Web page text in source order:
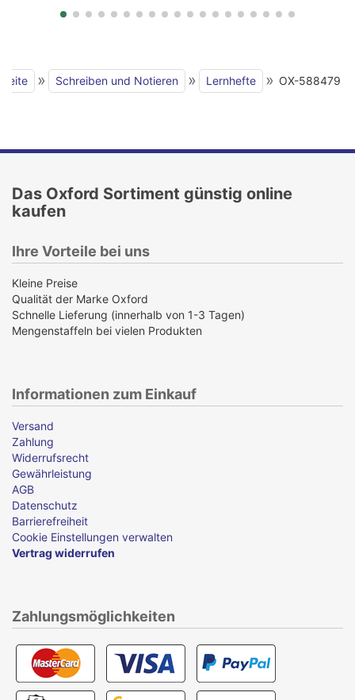
» Schreiben und Notieren » Lernhefte » OX-588479
Das Oxford Sortiment günstig online
kaufen
Ihre Vorteile bei uns
Kleine Preise
Qualität der Marke Oxford
Schnelle Lieferung (innerhalb von 1-3 Tagen)
Mengenstaffeln bei vielen Produkten
Informationen zum Einkauf
Versand
Zahlung
Widerrufsrecht
Gewährleistung
AGB
Datenschutz
Barrierefreiheit
Cookie Einstellungen verwalten
Vertrag widerrufen
Zahlungsmöglichkeiten